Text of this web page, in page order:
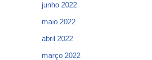
junho 2022
maio 2022
abril 2022
março 2022